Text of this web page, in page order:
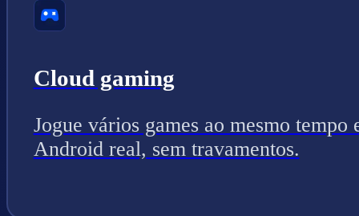
Cloud gaming
Jogue vários games ao mesmo tempo
Android real, sem travamentos.